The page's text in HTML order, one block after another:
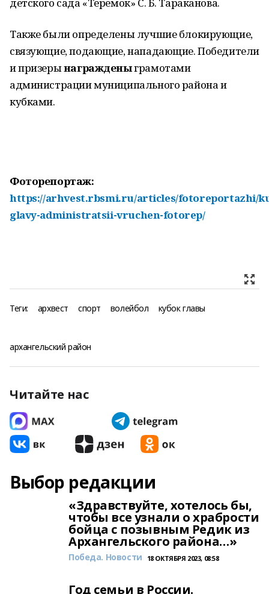
Также были определены лучшие блокирующие,
связующие, подающие, нападающие. Победители
и призерынагражденыграмотами
администрации муниципального района и
кубками.
Фоторепортаж:
https://arhvest.rbsmi.ru/articles/fotoreportazhi/
glavy-administratsii-vruchen-fotorep/
Теги: архвест спорт волейбол кубок главы
архангельский район
Читайте нас
Выбор редакции
«Здравствуйте, хотелось бы,
чтобы все узнали о храбрости
бойца с позывным Редик из
Архангельского района…»
Победа. Новости 18 ОКТЯБРЯ 2023, 08:58
Год семьи в России.